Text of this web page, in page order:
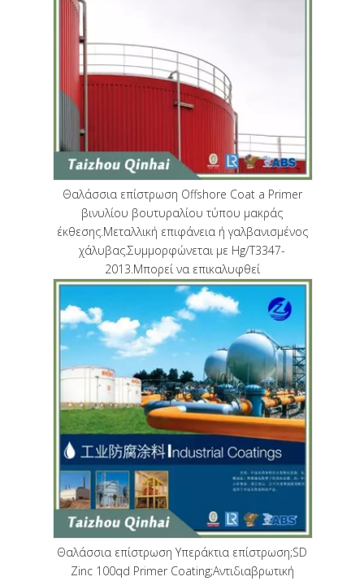
Θαλάσσια επίστρωση Offshore Coat a Primer
βινυλίου βουτυραλίου τύπου μακράς
έκθεσης.Μεταλλική επιφάνεια ή γαλβανισμένος
χάλυβας.Συμμορφώνεται με Hg/T3347-
2013.Μπορεί να επικαλυφθεί
Θαλάσσια επίστρωση Υπεράκτια επίστρωση;SD
Zinc 100qd Primer Coating;Αντιδιαβρωτική